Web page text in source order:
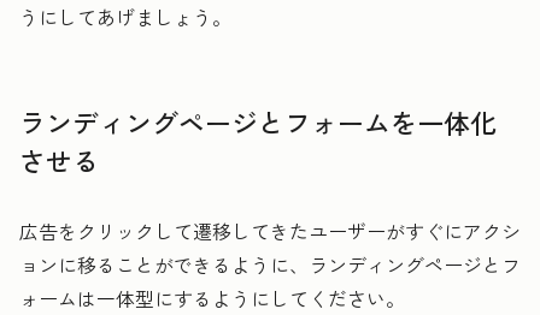
うにしてあげましょう。
ランディングページとフォームを一体化
させる
広告をクリックして遷移してきたユーザーがすぐにアクシ
ョンに移ることができるように、ランディングページとフ
ォームは一体型にするようにしてください。